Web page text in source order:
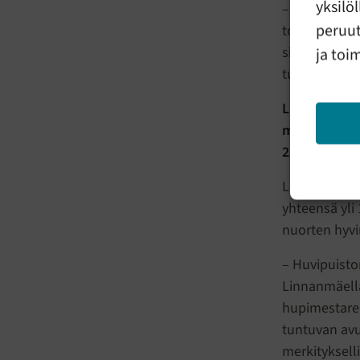
ja
– On
toimintaan
mukaisesti
28.11.2024
yhteensä yli
nuorten
–
tuntuvan